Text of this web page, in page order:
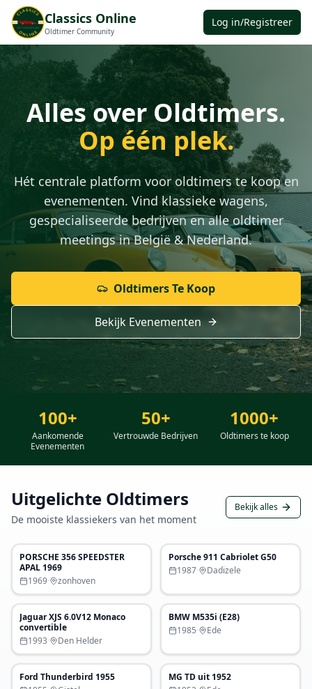
Classics Online
Oldtimer Community
Log in/Registreer
Alles over Oldtimers.
Op één plek.
Hét centrale platform voor oldtimers te koop en
evenementen. Vind klassieke wagens,
gespecialiseerde bedrijven en alle oldtimer
meetings in België & Nederland.
Oldtimers Te Koop
Bekijk Evenementen
100+
Aankomende
Evenementen
50+
Vertrouwde Bedrijven
1000+
Oldtimers te koop
Uitgelichte Oldtimers
De mooiste klassiekers van het moment
Bekijk alles
Uitgelicht
PORSCHE 356 SPEEDSTER
APAL 1969
1969· zonhoven
Uitgelicht
Porsche 911 Cabriolet G50
1987· Dadizele
Uitgelicht
€ 85.000
Jaguar XJS 6.0V12 Monaco
convertible
1993· Den Helder
Uitgelicht
€ 29.500
BMW M535i (E28)
1985· Ede
Uitgelicht
P.O.A.
Ford Thunderbird 1955
Uitgelicht
€ 18.950
MG TD uit 1952